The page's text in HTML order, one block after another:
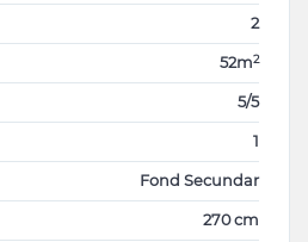
2
52m2
5/5
1
Fond Secundar
270 cm